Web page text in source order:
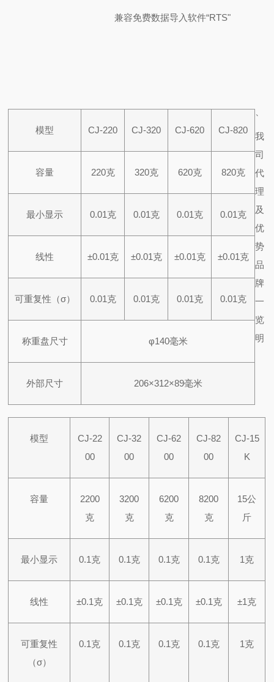
兼容免费数据导入软件“RTS"
模型 CJ-220 CJ-320 CJ-620 CJ-820
容量 220克 320克 620克 820克
最小显示 0.01克 0.01克 0.01克 0.01克
线性 ±0.01克 ±0.01克 ±0.01克 ±0.01克
可重复性（σ） 0.01克 0.01克 0.01克 0.01克
称重盘尺寸 φ140毫米
外部尺寸 206×312×89毫米
模型
CJ-22
00
CJ-32
00
CJ-62
00
CJ-82
00
CJ-15
K
容量
2200
克
3200
克
6200
克
8200
克
15公
斤
最小显示 0.1克 0.1克 0.1克 0.1克 1克
线性 ±0.1克 ±0.1克 ±0.1克 ±0.1克 ±1克
可重复性
（σ）
0.1克 0.1克 0.1克 0.1克 1克
我
司
代
理
及
优
势
品
牌
一
览
明